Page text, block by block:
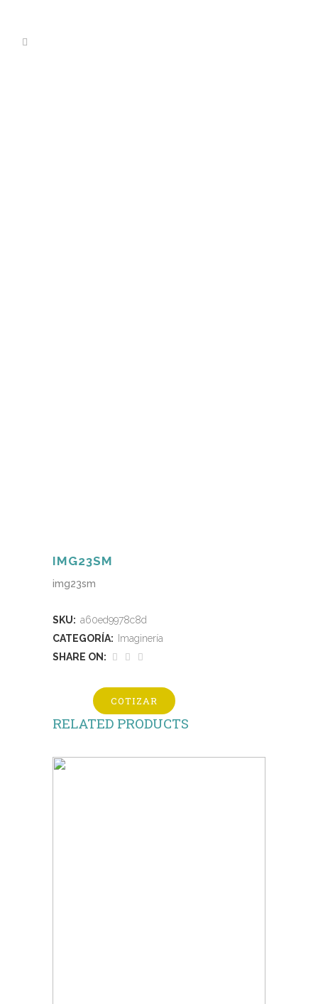
IMG23SM
img23sm
SKU: a60ed9978c8d
CATEGORÍA:
Imaginería
SHARE ON:
COTIZAR
RELATED PRODUCTS